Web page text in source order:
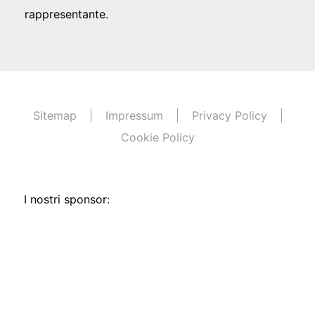
rappresentante.
Sitemap Impressum
Privacy Policy
Cookie Policy
I nostri sponsor: